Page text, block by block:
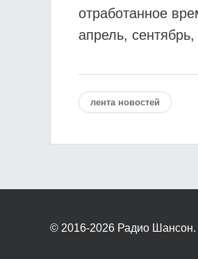
отработанное
апрель,
лента новостей
© 2016-2026 Радио